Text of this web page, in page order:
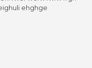
ehghge